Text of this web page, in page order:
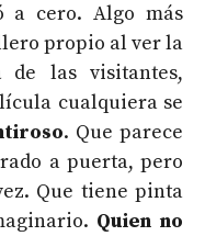
a cero. Algo más
propio al ver la
de las visitantes,
cualquiera se
. Que parece
a puerta, pero
Que tiene pinta
Quien no